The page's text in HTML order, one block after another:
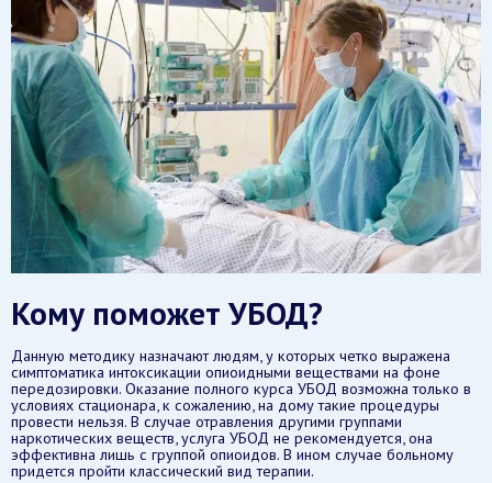
Кому поможет УБОД?
Данную методику назначают людям, у которых четко выражена
симптоматика интоксикации опиоидными веществами на фоне
передозировки. Оказание полного курса УБОД возможна только в
условиях стационара, к сожалению, на дому такие процедуры
провести нельзя. В случае отравления другими группами
наркотических веществ, услуга УБОД не рекомендуется, она
эффективна лишь с группой опиоидов. В ином случае больному
придется пройти классический вид терапии.